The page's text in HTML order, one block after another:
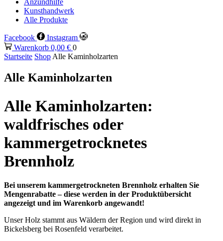
Anzündhilfe
Kunsthandwerk
Alle Produkte
Facebook
Instagram
Warenkorb 0,00 € 0
Startseite Shop Alle Kaminholzarten
Alle Kaminholzarten
Alle Kaminholzarten:
waldfrisches oder
kammergetrocknetes
Brennholz
Bei unserem kammergetrockneten Brennholz erhalten Sie
Mengenrabatte – diese werden in der Produktübersicht
angezeigt und im Warenkorb angewandt!
Unser Holz stammt aus Wäldern der Region und wird direkt in
Bickelsberg bei Rosenfeld verarbeitet.